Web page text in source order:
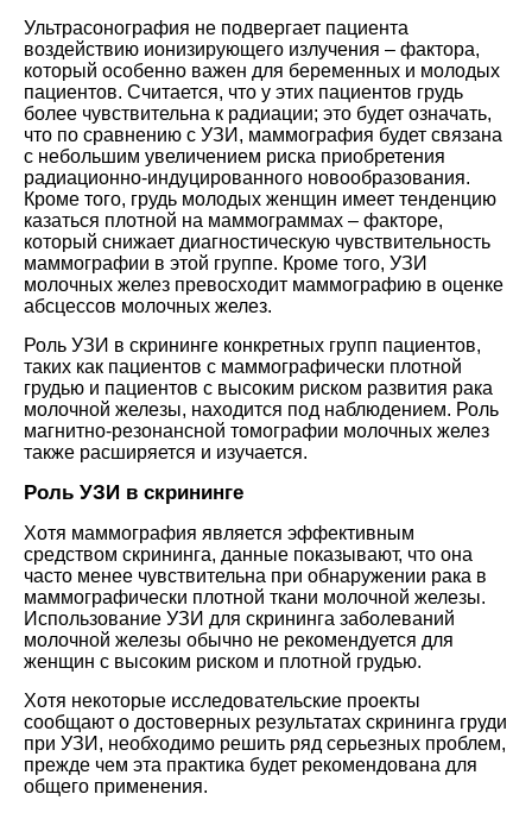
Ультрасонография не подвергает пациента
воздействию ионизирующего излучения – фактора,
который особенно важен для беременных и молодых
пациентов. Считается, что у этих пациентов грудь
более чувствительна к радиации; это будет означать,
что по сравнению с УЗИ, маммография будет связана
с небольшим увеличением риска приобретения
радиационно-индуцированного новообразования.
Кроме того, грудь молодых женщин имеет тенденцию
казаться плотной на маммограммах – факторе,
который снижает диагностическую чувствительность
маммографии в этой группе. Кроме того, УЗИ
молочных желез превосходит маммографию в оценке
абсцессов молочных желез.
Роль УЗИ в скрининге конкретных групп пациентов,
таких как пациентов с маммографически плотной
грудью и пациентов с высоким риском развития рака
молочной железы, находится под наблюдением. Роль
магнитно-резонансной томографии молочных желез
также расширяется и изучается.
Роль УЗИ в скрининге
Хотя маммография является эффективным
средством скрининга, данные показывают, что она
часто менее чувствительна при обнаружении рака в
маммографически плотной ткани молочной железы.
Использование УЗИ для скрининга заболеваний
молочной железы обычно не рекомендуется для
женщин с высоким риском и плотной грудью.
Хотя некоторые исследовательские проекты
сообщают о достоверных результатах скрининга груди
при УЗИ, необходимо решить ряд серьезных проблем,
прежде чем эта практика будет рекомендована для
общего применения.